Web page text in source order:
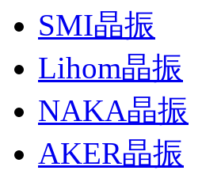
SMI晶振
Lihom晶振
NAKA晶振
AKER晶振